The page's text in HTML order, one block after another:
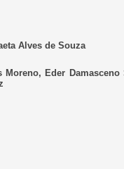
Alves de Souza
Eder